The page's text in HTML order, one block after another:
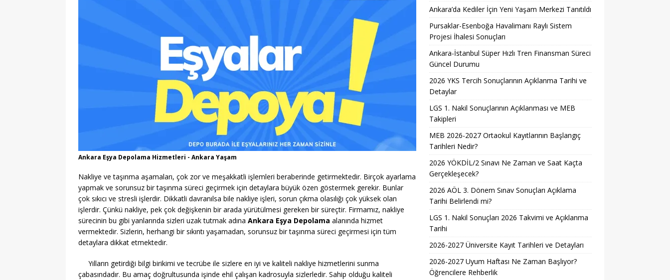
2026 YKS Tercih Sonuçlarının Açıklanma Tarihi ve Detaylar
EĞITIM
EĞITIM
[ 07/08/2026 ]
MEB 2026-2027 Ortaokul Kayıtlarının Başlangıç Tarihleri Nedir?
[ 07/08/2026 ] 2026 YÖKDİL/2 Sınavı Ne Zaman ve Saat Kaçta Gerçekleşecek?
[ 07/08/2026 ] 2026 AÖL 3. Dönem Sınav Sonuçları Açıklama Tarihi Belirlendi mi?
EĞITIM
[ 07/08/2026 ]
LGS 1. Nakil Sonuçları 2026 Takvimi ve Açıklanma Tarihi
EĞITIM
[ 06/08/2026 ] 2026-2027 Üniversite Kayıt Tarihleri ve Detayları
EĞITIM
2026-2027 Uyum Haftası Ne Zaman Başlıyor? Öğrencilere Rehberlik
EĞITIM
EĞITIM
[ 09/08/2026 ]
Ankara’nın Tarihi Mirası Şantiye Gezileriyle Keşfediliyor
Ankara Eşya Depolama Hizmetleri - Ankara Yaşam
Nakliye ve taşınma aşamaları, çok zor ve meşakkatli işlemleri beraberinde getirmektedir. Birçok ayarlama
yapmak ve sorunsuz bir taşınma süreci geçirmek için detaylara büyük özen göstermek gerekir. Bunlar
çok sıkıcı ve stresli işlerdir. Dikkatli davranılsa bile nakliye işleri, sorun çıkma olasılığı çok yüksek olan
işlerdir. Çünkü nakliye, pek çok değişkenin bir arada yürütülmesi gereken bir süreçtir. Firmamız, nakliye
sürecinin bu gibi yanlarında sizleri uzak tutmak adına Ankara Eşya Depolama alanında hizmet
vermektedir. Sizlerin, herhangi bir sıkıntı yaşamadan, sorunsuz bir taşınma süreci geçirmesi için tüm
detaylara dikkat etmektedir.
Yılların getirdiği bilgi birikimi ve tecrübe ile sizlere en iyi ve kaliteli nakliye hizmetlerini sunma
çabasındadır. Bu amaç doğrultusunda işinde ehil çalışan kadrosuyla sizlerledir. Sahip olduğu kaliteli
Ankara’da Kediler İçin Yeni Yaşam Merkezi Tanıtıldı
Pursaklar-Esenboğa Havalimanı Raylı Sistem
Projesi İhalesi Sonuçları
Ankara-İstanbul Süper Hızlı Tren Finansman Süreci
Güncel Durumu
2026 YKS Tercih Sonuçlarının Açıklanma Tarihi ve
Detaylar
LGS 1. Nakil Sonuçlarının Açıklanması ve MEB
Takipleri
MEB 2026-2027 Ortaokul Kayıtlarının Başlangıç
Tarihleri Nedir?
2026 YÖKDİL/2 Sınavı Ne Zaman ve Saat Kaçta
Gerçekleşecek?
2026 AÖL 3. Dönem Sınav Sonuçları Açıklama
Tarihi Belirlendi mi?
LGS 1. Nakil Sonuçları 2026 Takvimi ve Açıklanma
Tarihi
2026-2027 Üniversite Kayıt Tarihleri ve Detayları
2026-2027 Uyum Haftası Ne Zaman Başlıyor?
Öğrencilere Rehberlik